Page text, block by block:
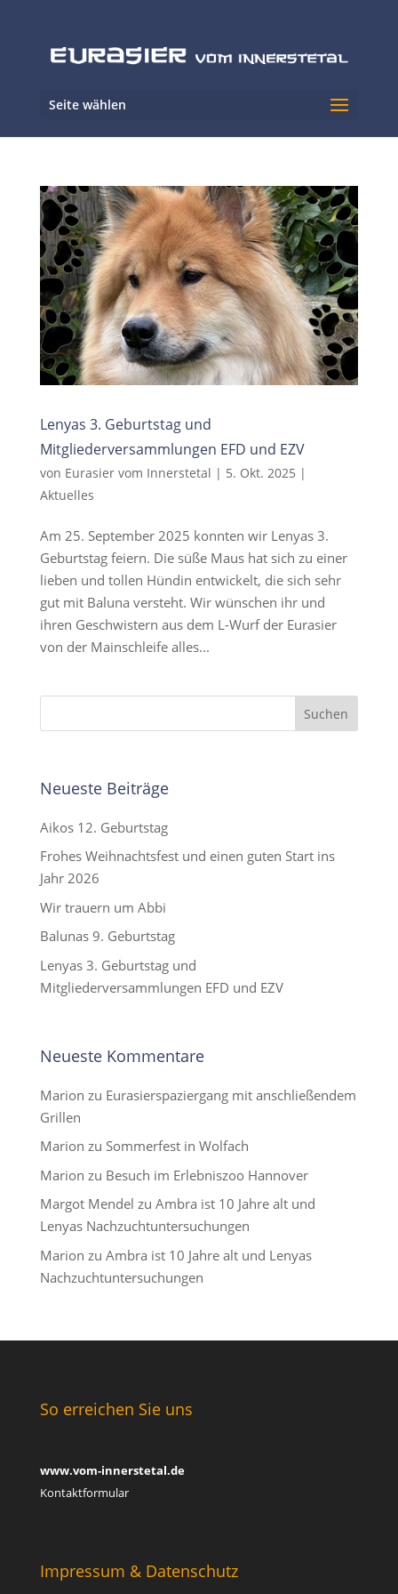
Seite wählen
Lenyas 3. Geburtstag und
Mitgliederversammlungen EFD und EZV
von Eurasier vom Innerstetal | 5. Okt. 2025 |
Aktuelles
Am 25. September 2025 konnten wir Lenyas 3.
Geburtstag feiern. Die süße Maus hat sich zu einer
lieben und tollen Hündin entwickelt, die sich sehr
gut mit Baluna versteht. Wir wünschen ihr und
ihren Geschwistern aus dem L-Wurf der Eurasier
von der Mainschleife alles...
Neueste Beiträge
Aikos 12. Geburtstag
Frohes Weihnachtsfest und einen guten Start ins
Jahr 2026
Wir trauern um Abbi
Balunas 9. Geburtstag
Lenyas 3. Geburtstag und
Mitgliederversammlungen EFD und EZV
Neueste Kommentare
Marion zu Eurasierspaziergang mit anschließendem
Grillen
Marion zu Sommerfest in Wolfach
Marion zu Besuch im Erlebniszoo Hannover
Margot Mendel zu Ambra ist 10 Jahre alt und
Lenyas Nachzuchtuntersuchungen
Marion zu Ambra ist 10 Jahre alt und Lenyas
Nachzuchtuntersuchungen
So erreichen Sie uns
www.vom-innerstetal.de
Kontaktformular
Impressum & Datenschutz